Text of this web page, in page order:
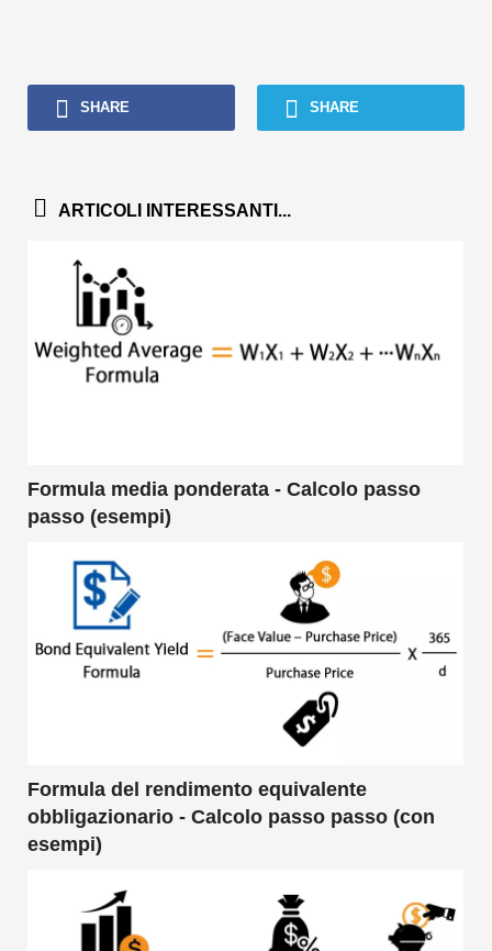
SHARE SHARE
ARTICOLI INTERESSANTI...
Formula media ponderata - Calcolo passo
passo (esempi)
Formula del rendimento equivalente
obbligazionario - Calcolo passo passo (con
esempi)